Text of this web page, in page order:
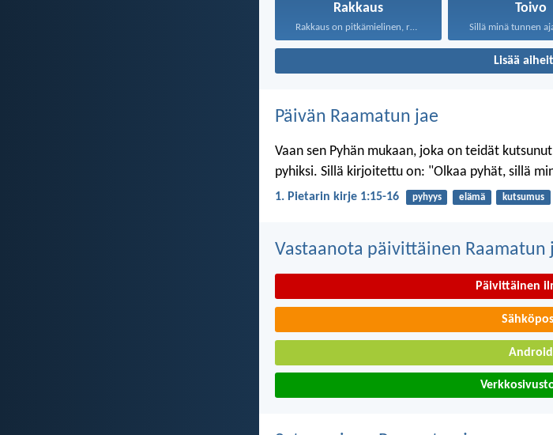
Rakkaus
Rakkaus on pitkämielinen, rakkaus...
Toivo
Sillä minä tunnen
Lisää
Päivän Raamatun jae
Vaan sen Pyhän mukaan, joka on teidät
pyhiksi. Sillä kirjoitettu on: "Olkaa pyhät, sillä
1. Pietarin kirje 1:15-16 pyhyys elämä kutsumus
Vastaanota päivittäinen Raamatun
Päivittäinen
Android